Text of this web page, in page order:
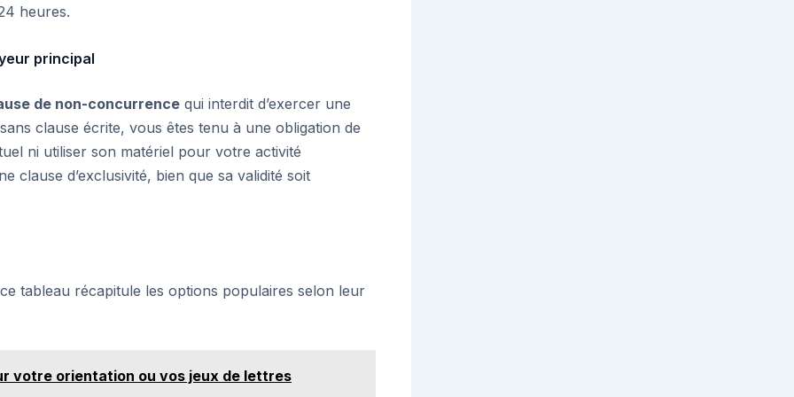
heures.
principal
de non-concurrence qui interdit d’exercer une
clause écrite, vous êtes tenu à une obligation de
ni utiliser son matériel pour votre activité
clause d’exclusivité, bien que sa validité soit
tableau récapitule les options populaires selon leur
votre orientation ou vos jeux de lettres